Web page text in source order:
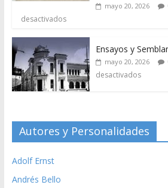
mayo 20, 2026
desactivados
Ensayos y
mayo 20, 2026
desactivados
Autores y Personalidades
Adolf Ernst
Andrés Bello